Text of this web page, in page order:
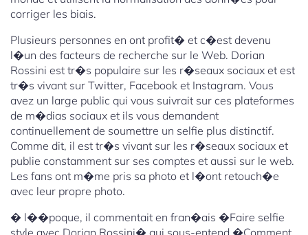
corriger les biais.
Plusieurs personnes en ont profit� et c�est devenu
l�un des facteurs de recherche sur le Web. Dorian
Rossini est tr�s populaire sur les r�seaux sociaux et est
tr�s vivant sur Twitter, Facebook et Instagram. Vous
avez un large public qui vous suivrait sur ces plateformes
de m�dias sociaux et ils vous demandent
continuellement de soumettre un selfie plus distinctif.
Comme dit, il est tr�s vivant sur les r�seaux sociaux et
publie constamment sur ses comptes et aussi sur le web.
Les fans ont m�me pris sa photo et l�ont retouch�e
avec leur propre photo.
� l��poque, il commentait en fran�ais �Faire selfie